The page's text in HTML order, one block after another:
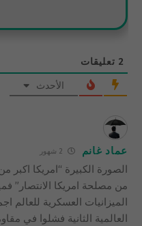
2 تعليقات
الأحدث
عماد غانم
الصورة الكبيرة “امريكا
الميزانيات العسكرية للعالم
العالمية الثانية فشلوا في